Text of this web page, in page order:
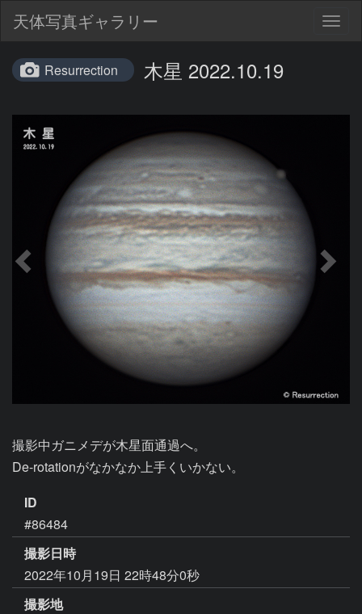
天体写真ギャラリー
Resurrection 木星 2022.10.19
撮影中ガニメデが木星面通過へ。
De-rotationがなかなか上手くいかない。
ID
#86484
撮影日時
2022年10月19日 22時48分0秒
撮影地